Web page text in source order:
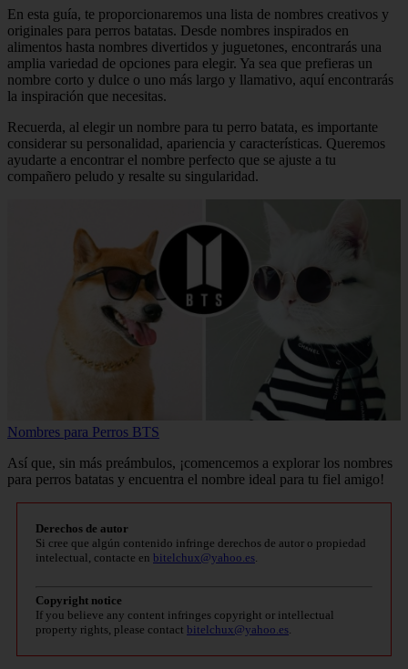
En esta guía, te proporcionaremos una lista de nombres creativos y
originales para perros batatas. Desde nombres inspirados en
alimentos hasta nombres divertidos y juguetones, encontrarás una
amplia variedad de opciones para elegir. Ya sea que prefieras un
nombre corto y dulce o uno más largo y llamativo, aquí encontrarás
la inspiración que necesitas.
Recuerda, al elegir un nombre para tu perro batata, es importante
considerar su personalidad, apariencia y características. Queremos
ayudarte a encontrar el nombre perfecto que se ajuste a tu
compañero peludo y resalte su singularidad.
Nombres para Perros BTS
Así que, sin más preámbulos, ¡comencemos a explorar los nombres
para perros batatas y encuentra el nombre ideal para tu fiel amigo!
Derechos de autor
Si cree que algún contenido infringe derechos de autor o propiedad
intelectual, contacte en bitelchux@yahoo.es.
Copyright notice
If you believe any content infringes copyright or intellectual
property rights, please contact bitelchux@yahoo.es.